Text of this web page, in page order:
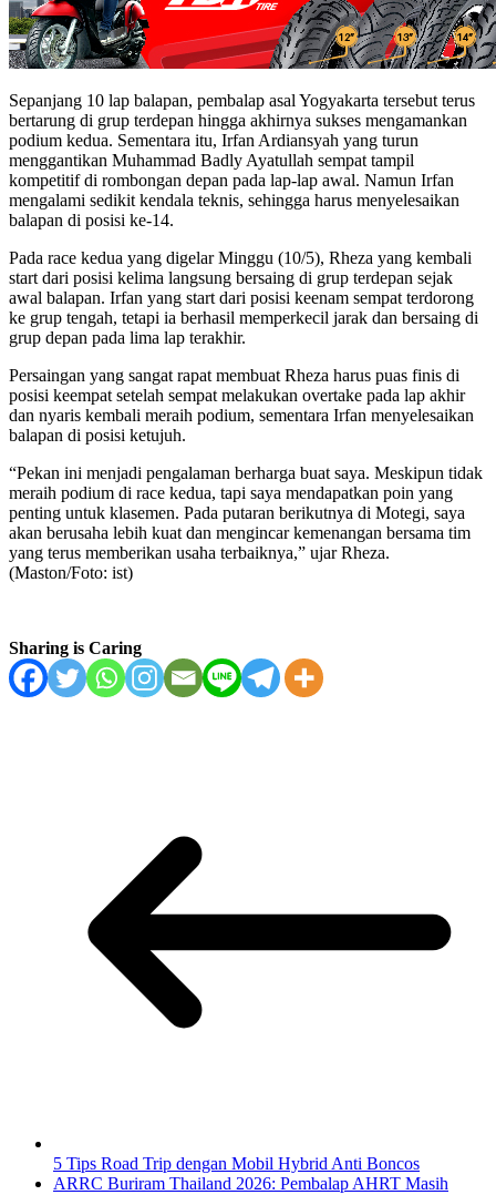
Sepanjang 10 lap balapan, pembalap asal Yogyakarta tersebut terus
bertarung di grup terdepan hingga akhirnya sukses mengamankan
podium kedua. Sementara itu, Irfan Ardiansyah yang turun
menggantikan Muhammad Badly Ayatullah sempat tampil
kompetitif di rombongan depan pada lap-lap awal. Namun Irfan
mengalami sedikit kendala teknis, sehingga harus menyelesaikan
balapan di posisi ke-14.
Pada race kedua yang digelar Minggu (10/5), Rheza yang kembali
start dari posisi kelima langsung bersaing di grup terdepan sejak
awal balapan. Irfan yang start dari posisi keenam sempat terdorong
ke grup tengah, tetapi ia berhasil memperkecil jarak dan bersaing di
grup depan pada lima lap terakhir.
Persaingan yang sangat rapat membuat Rheza harus puas finis di
posisi keempat setelah sempat melakukan overtake pada lap akhir
dan nyaris kembali meraih podium, sementara Irfan menyelesaikan
balapan di posisi ketujuh.
“Pekan ini menjadi pengalaman berharga buat saya. Meskipun tidak
meraih podium di race kedua, tapi saya mendapatkan poin yang
penting untuk klasemen. Pada putaran berikutnya di Motegi, saya
akan berusaha lebih kuat dan mengincar kemenangan bersama tim
yang terus memberikan usaha terbaiknya,” ujar Rheza.
(Maston/Foto: ist)
Sharing is Caring
5 Tips Road Trip dengan Mobil Hybrid Anti Boncos
ARRC Buriram Thailand 2026: Pembalap AHRT Masih